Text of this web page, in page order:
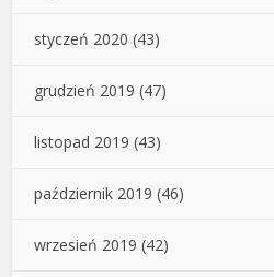
styczeń 2020 (43)
grudzień 2019 (47)
listopad 2019 (43)
październik 2019 (46)
wrzesień 2019 (42)